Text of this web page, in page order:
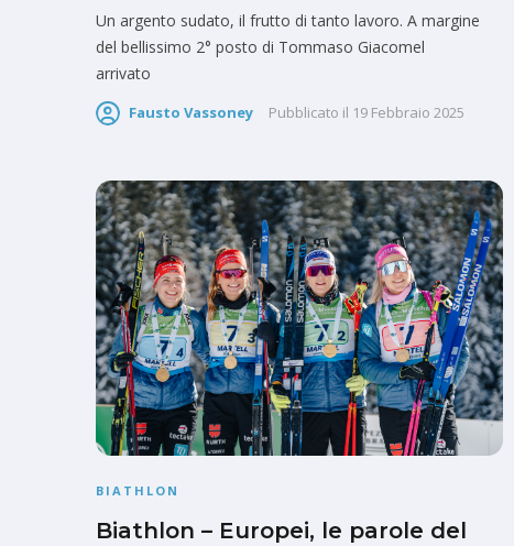
Un argento sudato, il frutto di tanto lavoro. A margine
del bellissimo 2° posto di Tommaso Giacomel
arrivato
Fausto Vassoney Pubblicato il 19 Febbraio 2025
BIATHLON
Biathlon – Europei, le parole del